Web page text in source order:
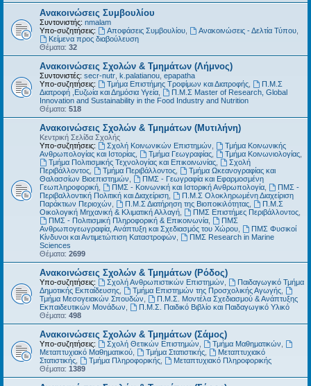
σ
Ανακοινώσεις Συμβουλίου
Συντονιστής: nmalam
Υπο-συζητήσεις:
Αποφάσεις Συμβουλίου, Ανακοινώσεις - Δελτία Τύπου,
Kείμενα προς διαβούλευση
Θέματα: 32
Ανακοινώσεις Σχολών & Τμημάτων (Λήμνος)
Συντονιστές: secr-nutr k.palatianou epapatha
Υπο-συζητήσεις:
Τμήμα Επιστήμης Τροφίμων και Διατροφής,
Π.Μ.Σ
Διατροφή ,Ευζωία και Δημόσια Υγεία
Π.Μ.Σ Master of Research, Global
Innovation and Sustainability in the Food Industry and Nutrition
Θέματα: 518
Ανακοινώσεις Σχολών & Τμημάτων (Μυτιλήνη)
Κεντρική Σελίδα Σχολής
Υπο-συζητήσεις:
Σχολή Κοινωνικών Επιστημών
Τμήμα Κοινωνικής
Ανθρωπολογίας και Ιστορίας
Τμήμα Γεωγραφίας, Τμήμα Κοινωνιολογίας,
Τμήμα Πολιτισμικής Τεχνολογίας και Επικοινωνίας,
Σχολή
Περιβάλλοντος
Τμήμα Περιβάλλοντος,
Τμήμα Ωκεανογραφίας και
Θαλασσίων Βιοεπιστημών
ΠΜΣ - Γεωγραφία και Εφαρμοσμένη
Γεωπληροφορική
ΠΜΣ - Κοινωνική και Ιστορική Ανθρωπολογία,
ΠΜΣ -
Περιβαλλοντική Πολιτική και Διαχείριση
Π.Μ.Σ Ολοκληρωμένη Διαχείριση
Παράκτιων Περιοχών
Π.Μ.Σ Διατήρηση της Βιοποικιλότητας,
Π.Μ.Σ
Οικολογική Μηχανική & Κλιματική Αλλαγή
ΠΜΣ Επιστήμες Περιβάλλοντος,
ΠΜΣ - Πολιτισμική Πληροφορική & Επικοινωνία,
ΠΜΣ
Ανθρωπογεωγραφία, Ανάπτυξη και Σχεδιασμός του Χώρου
ΠΜΣ Φυσικοί
Κίνδυνοι και Αντιμετώπιση Καταστροφών
ΠΜΣ Research in Marine
Sciences
Θέματα: 2699
Ανακοινώσεις Σχολών & Τμημάτων (Ρόδος)
Υπο-συζητήσεις: Σχολή Ανθρωπιστικών Επιστημών
Παιδαγωγικό Τμήμα
Δημοτικής Εκπαίδευσης
Τμήμα Επιστημών της Προσχολικής Αγωγής,
Τμήμα Μεσογειακών Σπουδών
Π.Μ.Σ. Μοντέλα Σχεδιασμού & Ανάπτυξης
Εκπαιδευτικών Μονάδων
Π.Μ.Σ. Παιδικό Βιβλίο και Παιδαγωγικό Υλικό
Θέματα: 498
Ανακοινώσεις Σχολών & Τμημάτων (Σάμος)
Υπο-συζητήσεις: Σχολή Θετικών Επιστημών Τμήμα Μαθηματικών
Μεταπτυχιακό Μαθηματικού
Τμήμα Στατιστικής,
Μεταπτυχιακό
Στατιστικής
Τμήμα Πληροφορικής,
Μεταπτυχιακό Πληροφορικής
Θέματα: 1389